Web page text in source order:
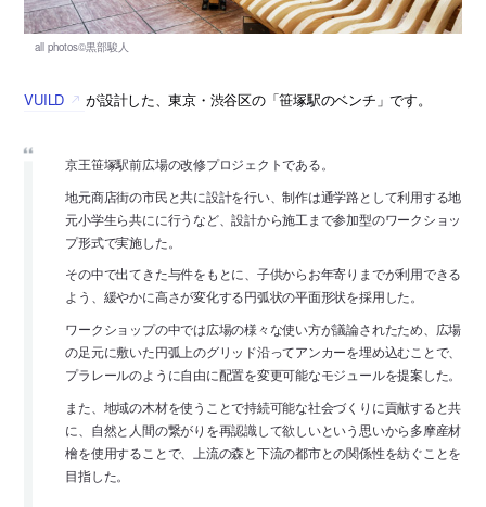
VUILD が設計した、東京・渋谷区の「笹塚駅のベンチ」です。
京王笹塚駅前広場の改修プロジェクトである。
地元商店街の市民と共に設計を行い、制作は通学路として利用する地
元小学生ら共にに行うなど、設計から施工まで参加型のワークショッ
プ形式で実施した。
その中で出てきた与件をもとに、子供からお年寄りまでが利用できる
よう、緩やかに高さが変化する円弧状の平面形状を採用した。
ワークショップの中では広場の様々な使い方が議論されたため、広場
の足元に敷いた円弧上のグリッド沿ってアンカーを埋め込むことで、
プラレールのように自由に配置を変更可能なモジュールを提案した。
また、地域の木材を使うことで持続可能な社会づくりに貢献すると共
に、自然と人間の繋がりを再認識して欲しいという思いから多摩産材
檜を使用することで、上流の森と下流の都市との関係性を紡ぐことを
目指した。